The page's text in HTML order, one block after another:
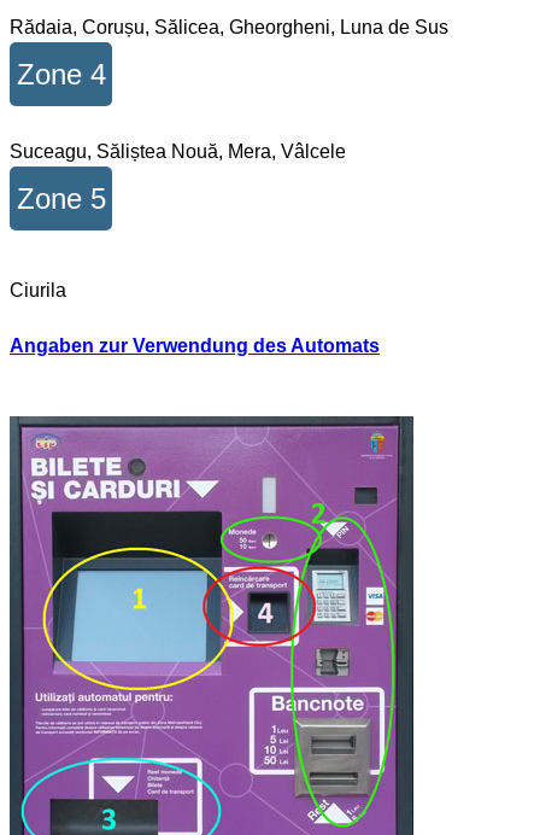
Rădaia, Corușu, Sălicea, Gheorgheni, Luna de Sus
Zone 4
Suceagu, Săliștea Nouă, Mera, Vâlcele
Zone 5
Ciurila
Angaben zur Verwendung des Automats